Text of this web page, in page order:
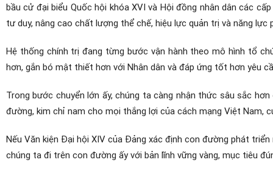
bầu cử đại biểu Quốc hội khóa XVI và Hội đồng nhân dân các
tư duy, nâng cao chất lượng thể chế, hiệu lực quản trị và năng lực
Hệ thống chính trị đang từng bước vận hành theo mô hình tổ
hơn, gắn bó mật thiết hơn với Nhân dân và đáp ứng tốt hơn yêu
Trong bước chuyển lớn ấy, chúng ta càng nhận thức sâu sắc
đường, kim chỉ nam cho mọi thắng lợi của cách mạng Việt Nam,
Nếu Văn kiện Đại hội XIV của Đảng xác định con đường phát
chúng ta đi trên con đường ấy với bản lĩnh vững vàng, mục tiêu